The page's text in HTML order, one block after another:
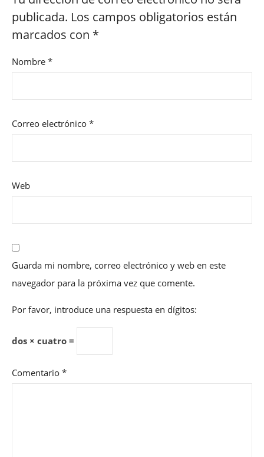
publicada. Los campos obligatorios están
marcados con *
Nombre *
Correo electrónico *
Web
Guarda mi nombre, correo electrónico y web en este
navegador para la próxima vez que comente.
Por favor, introduce una respuesta en dígitos:
dos × cuatro =
Comentario *